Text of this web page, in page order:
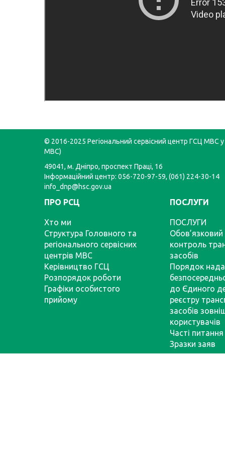
© 2016-2025 Регіональний сервісний центр ГСЦ МВС у
МВС)
49041, м. Дніпро, проспект Праці, 16
Інформаційний центр: 056-720-97-59, (061) 224-30-14
info_dnp@hsc.gov.ua
ПРО РСЦ
Хто ми
Структура Головного та
регіонального сервісних
центрів МВС
Керівництво ГСЦ
Розпорядок роботи
Графіки особистого
прийому
ПОСЛУГИ
ПОСЛУГИ
Обов’язковий
контроль
засобів
Порядок
до Єдиного
реєстру
засобів
користувачів
Часті питання
Зразки заяв